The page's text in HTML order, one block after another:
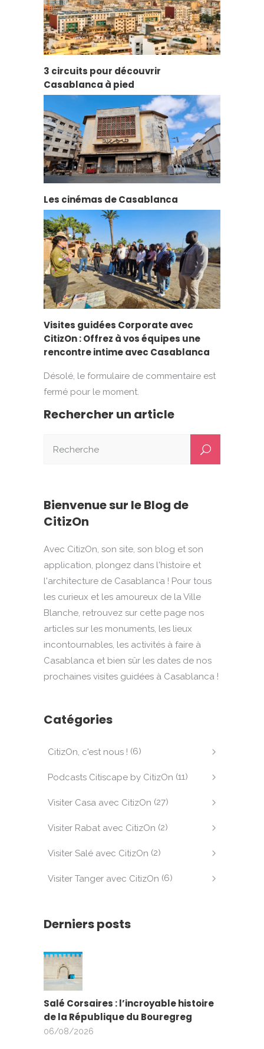
3 circuits pour découvrir
Casablanca à pied
Les cinémas de Casablanca
Visites guidées Corporate avec
CitizOn : Offrez à vos équipes une
rencontre intime avec Casablanca
Désolé, le formulaire de commentaire est
fermé pour le moment.
Rechercher un article
Bienvenue sur le Blog de
CitizOn
Avec CitizOn, son site, son blog et son
application, plongez dans l'histoire et
l'architecture de Casablanca ! Pour tous
les curieux et les amoureux de la Ville
Blanche, retrouvez sur cette page nos
articles sur les monuments, les lieux
incontournables, les activités à faire à
Casablanca et bien sûr les dates de nos
prochaines visites guidées à Casablanca !
Catégories
CitizOn, c'est nous ! (6)
Podcasts Citiscape by CitizOn (11)
Visiter Casa avec CitizOn (27)
Visiter Rabat avec CitizOn (2)
Visiter Salé avec CitizOn (2)
Visiter Tanger avec CitizOn (6)
Derniers posts
Salé Corsaires : l’incroyable histoire
de la République du Bouregreg
06/08/2026